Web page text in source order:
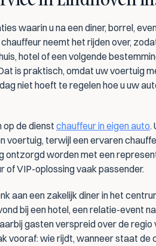
waarin u na een diner, borrel,
neemt het rijden over,
hotel of een volgende
is praktisch, omdat uw voertuig
niet hoeft te regelen hoe u uw
op de dienst chauffeur in eigen auto.
voertuig, terwijl een ervaren
ontzorgd worden met een
of VIP-oplossing vaak passender.
aan een zakelijk diner in het
gasten verspreid over de regio
vooraf: wie rijdt, wanneer staat de